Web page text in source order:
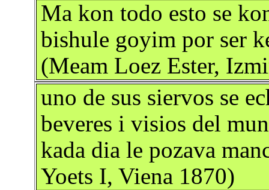
Ma kon todo esto se
bishule goyim por ser
(Meam Loez Ester,
uno de sus siervos se
beveres i visios del
kada dia le pozava
Yoets I, Viena 1870)